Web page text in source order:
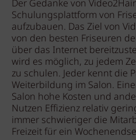
Der Gedanke von
Schulungsplattform von
aufzubauen. Das Ziel von
von den besten Friseuren
über das Internet
wird es möglich, zu jedem
zu schulen. Jeder kennt die
Weiterbildung im Salon.
Salon hohe Kosten und
Nutzen Effizienz relativ
immer schwieriger die
Freizeit für ein